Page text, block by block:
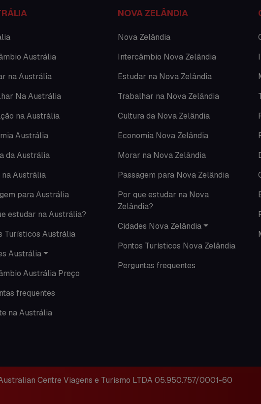
Estudar
Imigração
Nova
O que
O que
Roteiros
Austrália
na Austrália
Na Austrália
na Austrália
Austrália
da Austrália
Austrália
para Austrália
estudar na Austrália?
Turísticos Austrália
Austrália
Austrália Preço
frequentes
na Austrália
NOVA ZELÂNDIA
Nova Zelândia
Intercâmbio Nova Zelândia
Estudar na Nova Zelândia
Trabalhar na Nova Zelândia
Cultura da Nova Zelândia
Economia Nova Zelândia
Morar na Nova Zelândia
Passagem para Nova Zelândia
Por que estudar na Nova
Zelândia?
Cidades Nova Zelândia
Pontos Turísticos Nova Zelândia
Perguntas frequentes
Centre Viagens e Turismo LTDA05.950.757/0001-60